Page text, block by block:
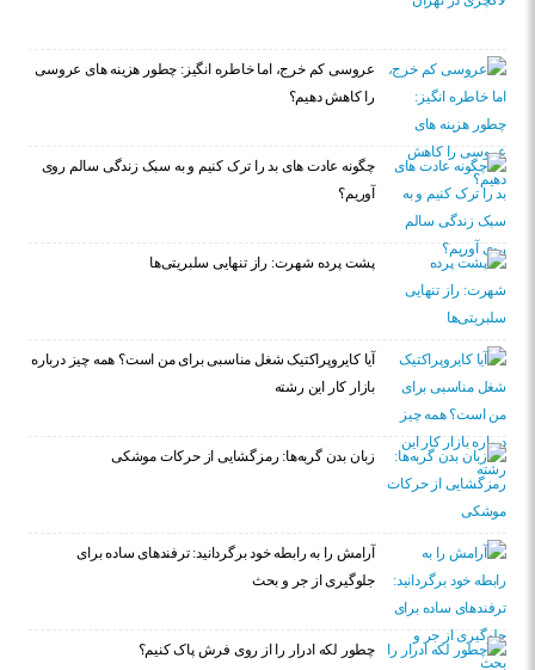
عروسی کم خرج، اما خاطره انگیز: چطور هزینه های عروسی
را کاهش دهیم؟
چگونه عادت‌ های بد را ترک کنیم و به سبک زندگی سالم روی
آوریم؟
پشت پرده شهرت: راز تنهایی سلبریتی‌ها
آیا کایروپراکتیک شغل مناسبی برای من است؟ همه چیز درباره
بازار کار این رشته
زبان بدن گربه‌ها: رمزگشایی از حرکات موشکی
آرامش را به رابطه خود برگردانید: ترفندهای ساده برای
جلوگیری از جر و بحث
چطور لکه ادرار را از روی فرش پاک کنیم؟